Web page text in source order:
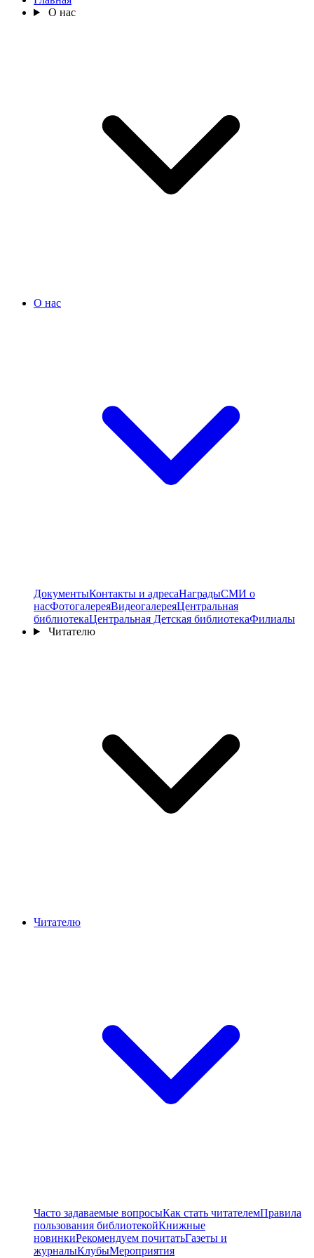
О нас
О нас
ДокументыКонтакты и адресаНаградыСМИ о
насФотогалереяВидеогалереяЦентральная
библиотекаЦентральная Детская библиотекаФилиалы
Читателю
Читателю
Часто задаваемые вопросыКак стать читателемПравила
пользования библиотекойКнижные
новинкиРекомендуем почитатьГазеты и
журналыКлубыМероприятия